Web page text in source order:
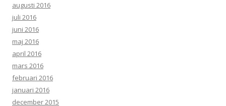
augusti 2016
juli 2016
juni 2016
maj 2016
april 2016
mars 2016
februari 2016
januari 2016
december 2015